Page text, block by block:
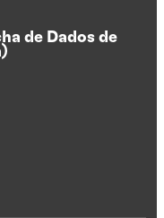
de Dados de